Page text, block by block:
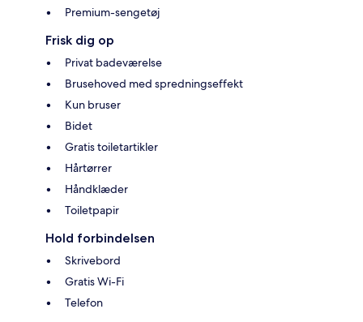
Premium-sengetøj
Frisk dig op
Privat badeværelse
Brusehoved med spredningseffekt
Kun bruser
Bidet
Gratis toiletartikler
Hårtørrer
Håndklæder
Toiletpapir
Hold forbindelsen
Skrivebord
Gratis Wi-Fi
Telefon